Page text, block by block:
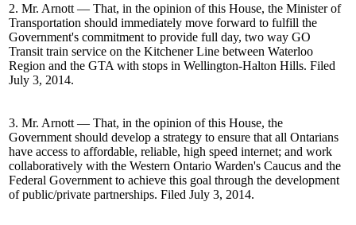
2. Mr. Arnott — That, in the opinion of this House, the Minister of
Transportation should immediately move forward to fulfill the
Government's commitment to provide full day, two way GO
Transit train service on the Kitchener Line between Waterloo
Region and the GTA with stops in Wellington-Halton Hills. Filed
July 3, 2014.
3. Mr. Arnott — That, in the opinion of this House, the
Government should develop a strategy to ensure that all Ontarians
have access to affordable, reliable, high speed internet; and work
collaboratively with the Western Ontario Warden's Caucus and the
Federal Government to achieve this goal through the development
of public/private partnerships. Filed July 3, 2014.